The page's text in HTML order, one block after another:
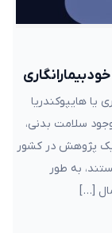
یا هایپوکندریا
سلامت بدنی،
یک پژوهش در کشور
به طور